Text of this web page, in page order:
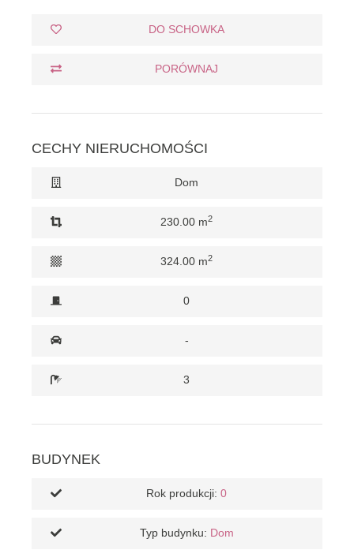
DO SCHOWKA
PORÓWNAJ
CECHY NIERUCHOMOŚCI
Dom
230.00 m2
324.00 m2
0
-
3
BUDYNEK
Rok produkcji: 0
Typ budynku: Dom